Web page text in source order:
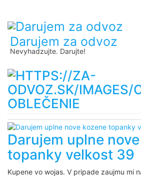
Darujem za odvoz
Nevyhadzujte. Darujte!
OBLEČENIE
Darujem uplne
topanky velkost 39
Kupene vo wojas. V pripade zaujmu mi